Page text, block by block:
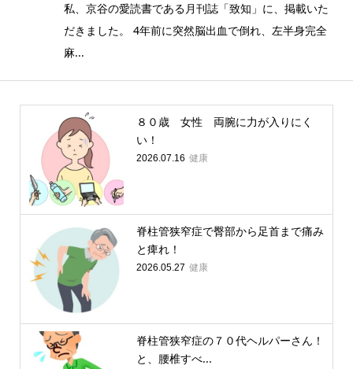
私、京谷の愛読書である月刊誌「致知」に、掲載いた
だきました。 4年前に突然脳出血で倒れ、左半身完全
麻...
８０歳 女性 両腕に力が入りにく
い！
2026.07.16 健康
脊柱管狭窄症で臀部から足首まで痛み
と痺れ！
2026.05.27 健康
脊柱管狭窄症の７０代ヘルパーさん！
と、腰椎すべ...